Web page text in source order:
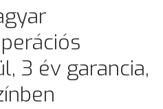
3 év garancia,